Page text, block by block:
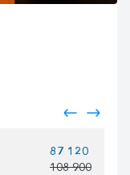
87 120
108 900